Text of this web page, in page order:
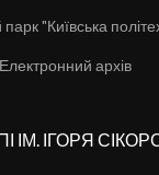
"Київська
Електронний архів
ІМ. ІГОРЯ